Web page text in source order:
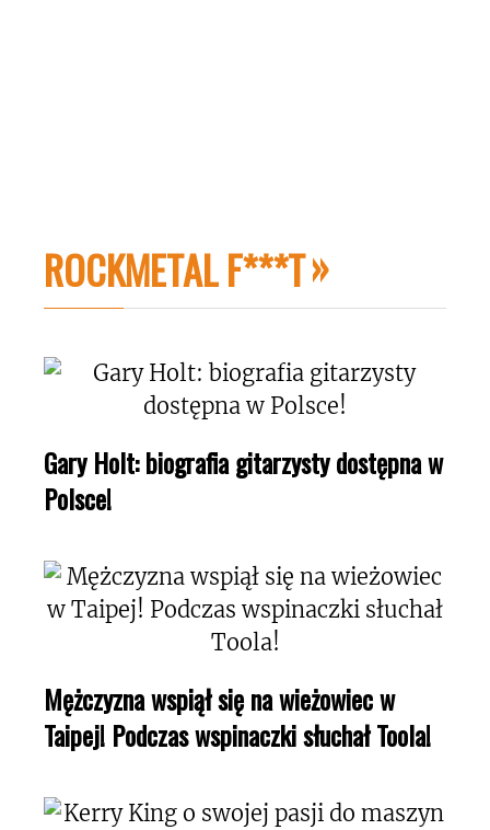
ROCKMETAL F***T
Gary Holt: biografia gitarzysty dostępna w
Polsce!
Mężczyzna wspiął się na wieżowiec w
Taipej! Podczas wspinaczki słuchał Toola!